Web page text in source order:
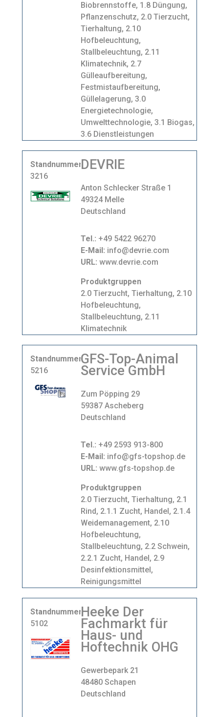
Biobrennstoffe, 1.8 Düngung,
Pflanzenschutz, 2.0 Tierzucht,
Tierhaltung, 2.10
Hofbeleuchtung,
Stallbeleuchtung, 2.11
Klimatechnik, 2.7
Gülleaufbereitung,
Festmistaufbereitung,
Güllelagerung, 3.0
Energietechnologie,
Umwelttechnologie, 3.1 Biogas,
3.6 Dienstleistungen
Standnummer
3216
DEVRIE
Anton Schlecker Straße 1
49324 Melle
Deutschland
Tel.: +49 5422 96270
E-Mail: info@devrie.com
URL: www.devrie.com
Produktgruppen
2.0 Tierzucht, Tierhaltung, 2.10
Hofbeleuchtung,
Stallbeleuchtung, 2.11
Klimatechnik
Standnummer
5216
GFS-Top-Animal
Service GmbH
Zum Pöpping 29
59387 Ascheberg
Deutschland
Tel.: +49 2593 913-800
E-Mail: info@gfs-topshop.de
URL: www.gfs-topshop.de
Produktgruppen
2.0 Tierzucht, Tierhaltung, 2.1
Rind, 2.1.1 Zucht, Handel, 2.1.4
Weidemanagement, 2.10
Hofbeleuchtung,
Stallbeleuchtung, 2.2 Schwein,
2.2.1 Zucht, Handel, 2.9
Desinfektionsmittel,
Reinigungsmittel
Standnummer
5102
Heeke Der
Fachmarkt für
Haus- und
Hoftechnik OHG
Gewerbepark 21
48480 Schapen
Deutschland